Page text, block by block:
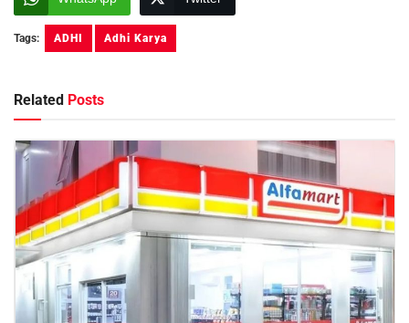
Tags: ADHI Adhi Karya
Related Posts